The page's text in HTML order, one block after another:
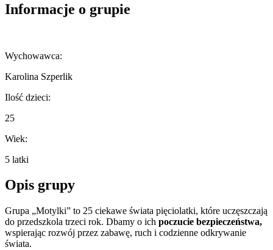
Informacje o grupie
Wychowawca:
Karolina Szperlik
Ilość dzieci:
25
Wiek:
5 latki
Opis grupy
Grupa „Motylki” to 25 ciekawe świata pięciolatki, które uczęszczają
do przedszkola trzeci rok. Dbamy o ich poczucie bezpieczeństwa,
wspierając rozwój przez zabawę, ruch i codzienne odkrywanie
świata.